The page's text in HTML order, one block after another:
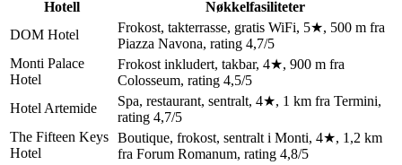
Hotell
Nøkkelfasiliteter
DOM Hotel
Frokost, takterrasse, gratis WiFi, 5★, 500 m fra
Piazza Navona, rating 4,7/5
Monti Palace
Hotel
Frokost inkludert, takbar, 4★, 900 m fra
Colosseum, rating 4,5/5
Hotel Artemide
Spa, restaurant, sentralt, 4★, 1 km fra Termini,
rating 4,7/5
The Fifteen Keys
Hotel
Boutique, frokost, sentralt i Monti, 4★, 1,2 km
fra Forum Romanum, rating 4,8/5